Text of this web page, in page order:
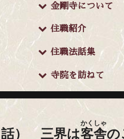
金剛寺について
住職紹介
住職法話集
寺院を訪ねて
話） 三界は客舎
かくしゃ
の